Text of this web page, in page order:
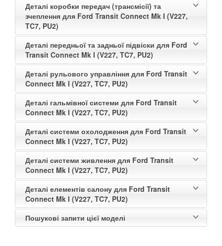
Деталі коробки передач (трансмісії) та
зчеплення для Ford Transit Connect Mk I (V227,
TC7, PU2)
Деталі передньої та задньої підвіски для Ford
Transit Connect Mk I (V227, TC7, PU2)
Деталі рульового управління для Ford Transit
Connect Mk I (V227, TC7, PU2)
Деталі гальмівної системи для Ford Transit
Connect Mk I (V227, TC7, PU2)
Деталі системи охолодження для Ford Transit
Connect Mk I (V227, TC7, PU2)
Деталі системи живлення для Ford Transit
Connect Mk I (V227, TC7, PU2)
Деталі елементів салону для Ford Transit
Connect Mk I (V227, TC7, PU2)
Пошукові запити цієї моделі